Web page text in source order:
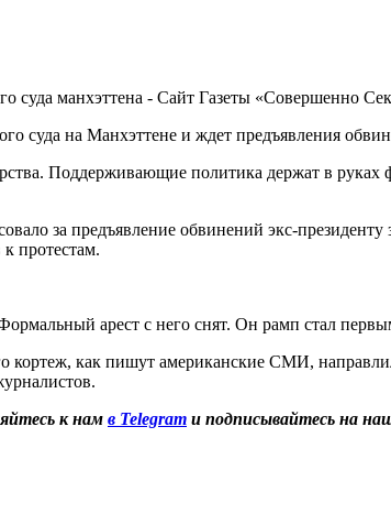
суда на Манхэттене и ждет предъявления
Поддерживающие политика держат в
за предъявление обвинений экс-президенту
протестам.
арест с него снят. Он рамп стал
кортеж, как пишут американские СМИ,
к нам в Telegram и подписывайтесь на